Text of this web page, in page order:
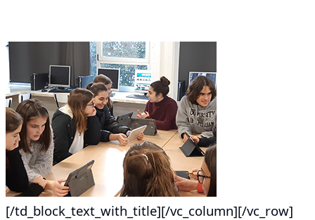
[/td_block_text_with_title][/vc_column][/vc_row]